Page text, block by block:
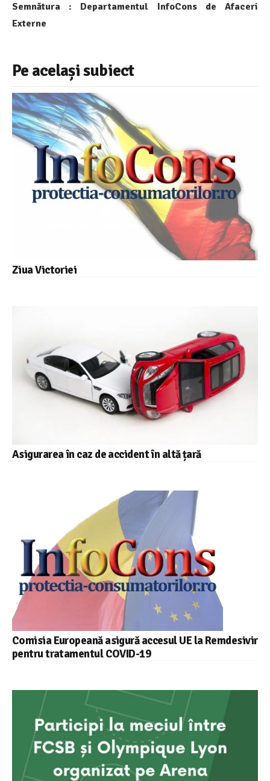
Semnătura : Departamentul InfoCons de Afaceri
Externe
Pe același subiect
Ziua Victoriei
Asigurarea în caz de accident în altă țară
Comisia Europeană asigură accesul UE la Remdesivir
pentru tratamentul COVID-19